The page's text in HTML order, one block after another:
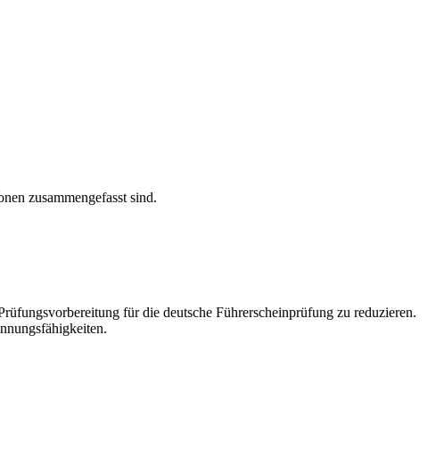
zusammengefasst sind.
für die deutsche Führerscheinprüfung zu reduzieren.